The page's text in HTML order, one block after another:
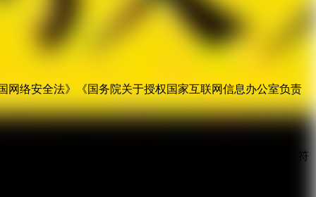
络安全法》《国务院关于授权国家互联网信息办公室负责
帖、回复、留言、“弹幕”等方式，为用户提供发表文字、符